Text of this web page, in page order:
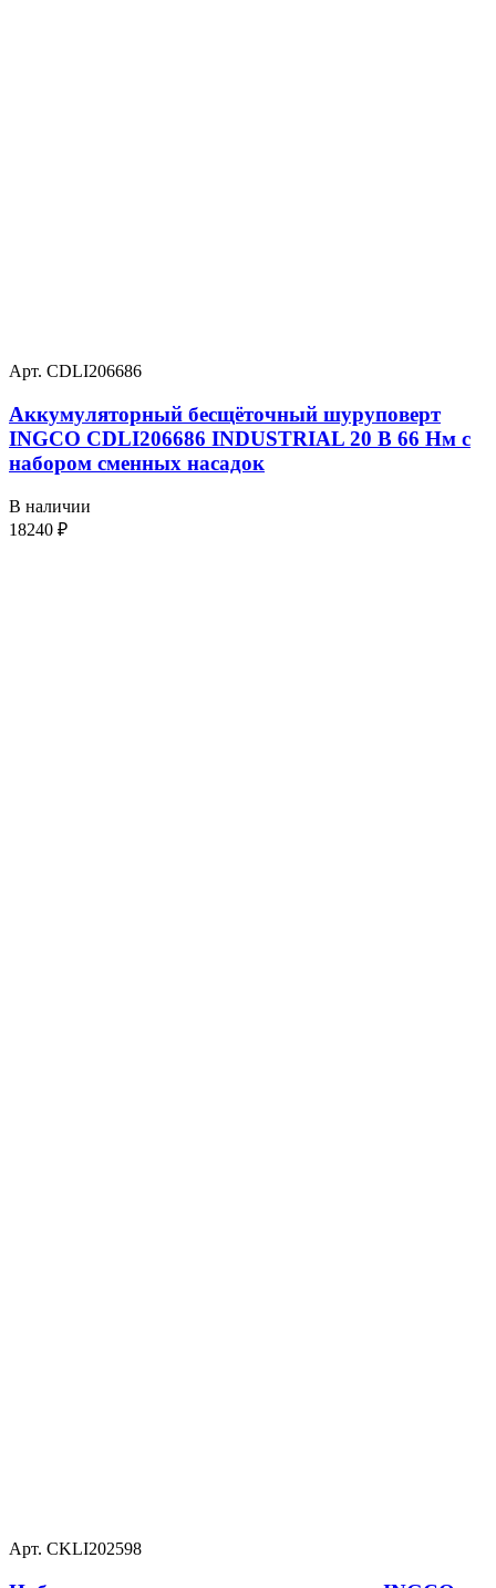
Арт. CDLI206686
Аккумуляторный бесщёточный шуруповерт
INGCO CDLI206686 INDUSTRIAL 20 В 66 Нм с
набором сменных насадок
В наличии
18240 ₽
Арт. CKLI202598